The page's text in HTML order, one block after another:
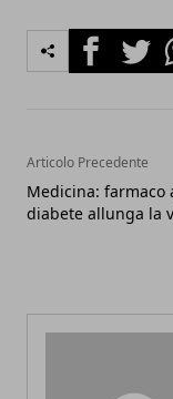
FacebookTwitter
Articolo Precedente
Medicina: farmaco
diabete allunga la